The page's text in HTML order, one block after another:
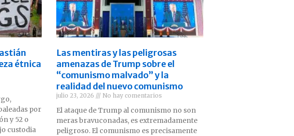
étnica
por
y 52 o
custodia
Las mentiras y las peligrosas
amenazas de Trump sobre el
“comunismo malvado” y la
realidad del nuevo comunismo
julio 23, 2026 No hay comentarios
El ataque de Trump al comunismo no son
meras bravuconadas, es extremadamente
peligroso. El comunismo es precisamente